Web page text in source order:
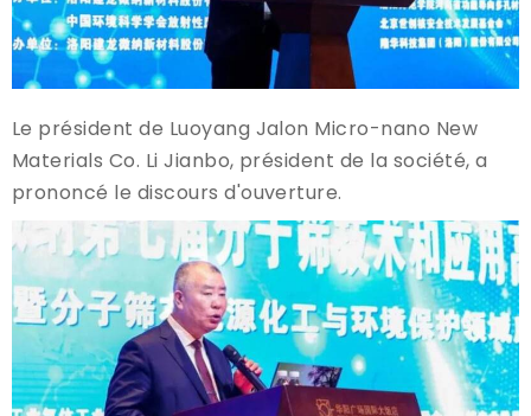
Le président de Luoyang Jalon Micro-nano New
Materials Co. Li Jianbo, président de la société, a
prononcé le discours d'ouverture.